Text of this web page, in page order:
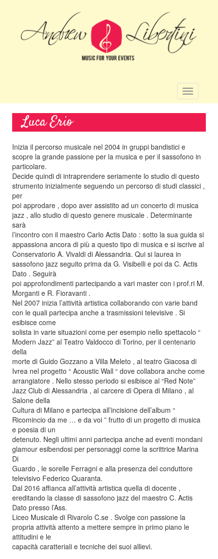
principale
Toggle
Luca Erio
Inizia il percorso musicale nel 2004 in gruppi bandistici e
scopre la grande passione per la musica e per il sassofono in
particolare.
Decide quindi di intraprendere seriamente lo studio di questo
strumento inizialmente seguendo un percorso di studi classici ,
per
poi approdare , dopo aver assistito ad un concerto di musica
jazz , allo studio di questo genere musicale . Determinante
sarà
l’incontro con il maestro Carlo Actis Dato : sotto la sua guida si
appassiona ancora di più a questo tipo di musica e si iscrive al
Conservatorio A. Vivaldi di Alessandria. Qui si laurea in
sassofono jazz seguito prima da G. Visibelli e poi da C. Actis
Dato . Seguirà
poi approfondimenti partecipando a vari master con i prof.ri M.
Morganti e R. Fioravanti .
Nel 2007 inizia l’attività artistica collaborando con varie band
con le quali partecipa anche a trasmissioni televisive . Si
esibisce come
solista in varie situazioni come per esempio nello spettacolo “
Modern Jazz” al Teatro Valdocco di Torino, per il centenario
della
morte di Guido Gozzano a Villa Meleto , al teatro Giacosa di
Ivrea nel progetto “ Acoustic Wall “ dove collabora anche come
arrangiatore . Nello stesso periodo si esibisce al “Red Note”
Jazz Club di Alessandria , al carcere di Opera di Milano , al
Salone della
Cultura di Milano e partecipa all’incisione dell’album “
Ricomincio da me … e da voi ” frutto di un progetto di musica
e poesia di un
detenuto. Negli ultimi anni partecipa anche ad eventi mondani
glamour esibendosi per personaggi come la scrittrice Marina
Di
Guardo , le sorelle Ferragni e alla presenza del conduttore
televisivo Federico Quaranta.
Dal 2016 affianca all’attività artistica quella di docente ,
ereditando la classe di sassofono jazz del maestro C. Actis
Dato presso l’Ass.
Liceo Musicale di Rivarolo C.se . Svolge con passione la
propria attività attento a mettere sempre in primo piano le
attitudini e le
capacità caratteriali e tecniche dei suoi allievi.